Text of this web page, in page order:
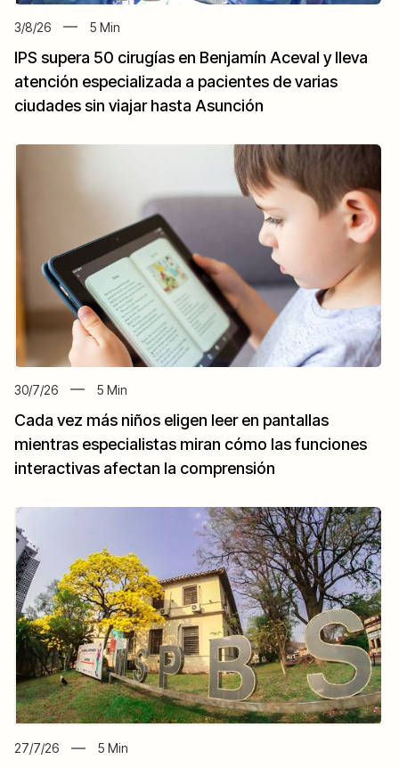
3/8/26 5 Min
IPS supera 50 cirugías en Benjamín Aceval y lleva
atención especializada a pacientes de varias
ciudades sin viajar hasta Asunción
30/7/26 5 Min
Cada vez más niños eligen leer en pantallas
mientras especialistas miran cómo las funciones
interactivas afectan la comprensión
27/7/26 5 Min